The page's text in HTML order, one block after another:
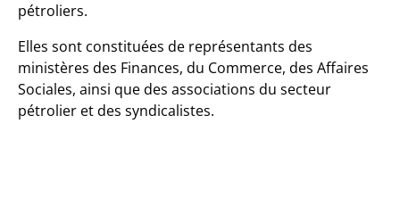
pétroliers.
Elles sont constituées de représentants des
ministères des Finances, du Commerce, des Affaires
Sociales, ainsi que des associations du secteur
pétrolier et des syndicalistes.